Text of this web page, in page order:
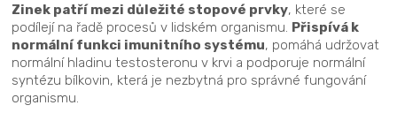
Zinek patří mezi důležité stopové prvky, které se
podílejí na řadě procesů v lidském organismu. Přispívá k
normální funkci imunitního systému, pomáhá udržovat
normální hladinu testosteronu v krvi a podporuje normální
syntézu bílkovin, která je nezbytná pro správné fungování
organismu.